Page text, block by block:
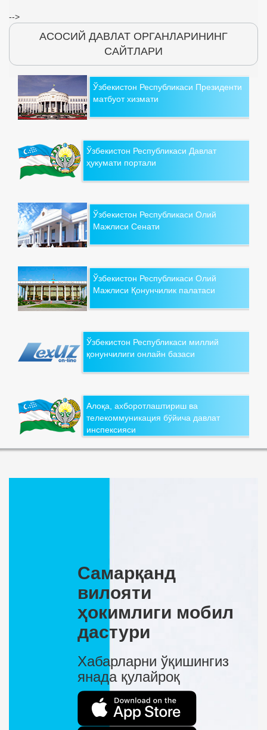
-->
АСОСИЙ ДАВЛАТ ОРГАНЛАРИНИНГ
САЙТЛАРИ
Ўзбекистон Республикаси Президенти
матбуот хизмати
Ўзбекистон Республикаси Давлат
ҳукумати портали
Ўзбекистон Республикаси Олий
Мажлиси Сенати
Ўзбекистон Республикаси Олий
Мажлиси Қонунчилик палатаси
Ўзбекистон Республикаси миллий
қонунчилиги онлайн базаси
Алоқа, ахборотлаштириш ва
телекоммуникация бўйича давлат
инспексияси
Самарқанд
вилояти
ҳокимлиги мобил
дастури
Хабарларни ўқишингиз
янада қулайроқ